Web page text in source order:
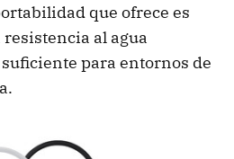
que ofrece es
al agua
para entornos de